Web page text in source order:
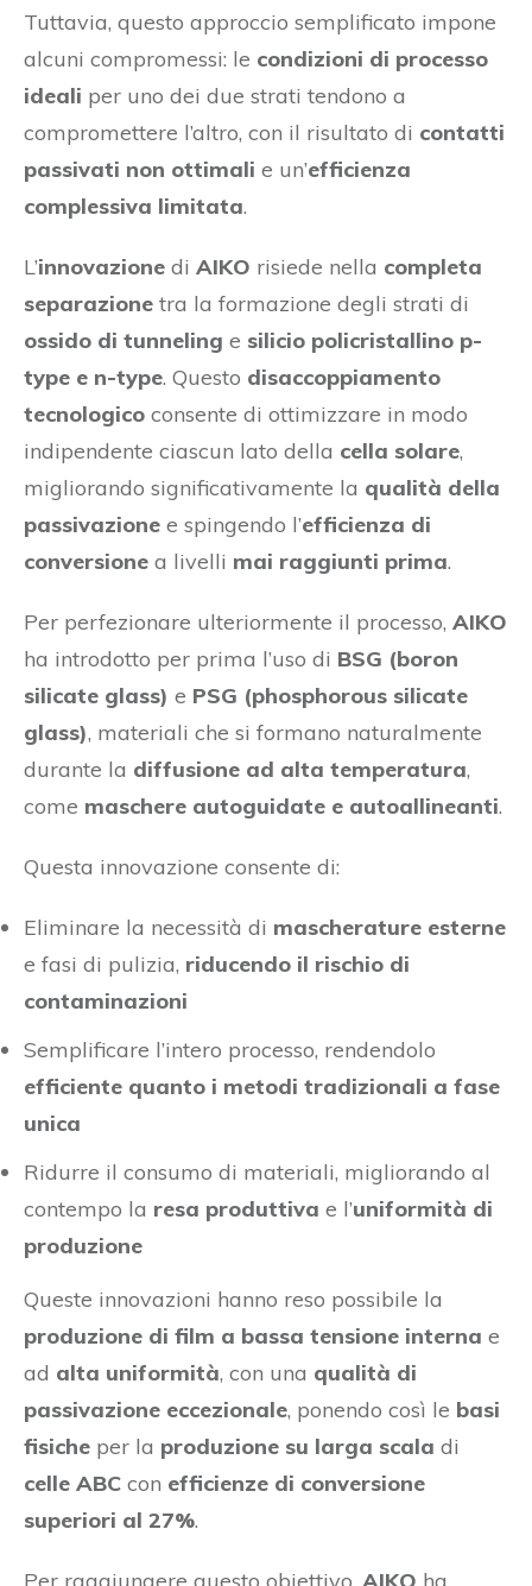
Tuttavia, questo approccio semplificato impone
alcuni compromessi: le condizioni di processo
ideali per uno dei due strati tendono a
compromettere l’altro, con il risultato di contatti
passivati non ottimali e un’efficienza
complessiva limitata.
L’innovazione di AIKO risiede nella completa
separazione tra la formazione degli strati di
ossido di tunneling e silicio policristallino p-
type e n-type. Questo disaccoppiamento
tecnologico consente di ottimizzare in modo
indipendente ciascun lato della cella solare,
migliorando significativamente la qualità della
passivazione e spingendo l’efficienza di
conversione a livelli mai raggiunti prima.
Per perfezionare ulteriormente il processo, AIKO
ha introdotto per prima l’uso di BSG (boron
silicate glass) e PSG (phosphorous silicate
glass), materiali che si formano naturalmente
durante la diffusione ad alta temperatura,
come maschere autoguidate e autoallineanti.
Questa innovazione consente di:
Eliminare la necessità di mascherature esterne
e fasi di pulizia, riducendo il rischio di
contaminazioni
Semplificare l’intero processo, rendendolo
efficiente quanto i metodi tradizionali a fase
unica
Ridurre il consumo di materiali, migliorando al
contempo la resa produttiva e l’uniformità di
produzione
Queste innovazioni hanno reso possibile la
produzione di film a bassa tensione interna e
ad alta uniformità, con una qualità di
passivazione eccezionale, ponendo così le basi
fisiche per la produzione su larga scala di
celle ABC con efficienze di conversione
superiori al 27%.
Per raggiungere questo obiettivo, AIKO ha